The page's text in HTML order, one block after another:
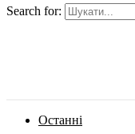
Search for:
Останні